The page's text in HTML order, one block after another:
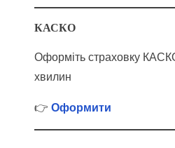
КАСКО
Оформіть страховку
хвилин
👉Оформити